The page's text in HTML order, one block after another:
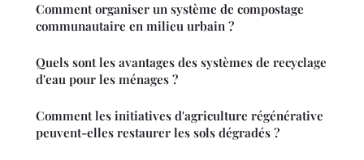
Comment organiser un système de compostage
communautaire en milieu urbain ?
Quels sont les avantages des systèmes de recyclage
d'eau pour les ménages ?
Comment les initiatives d'agriculture régénérative
peuvent-elles restaurer les sols dégradés ?